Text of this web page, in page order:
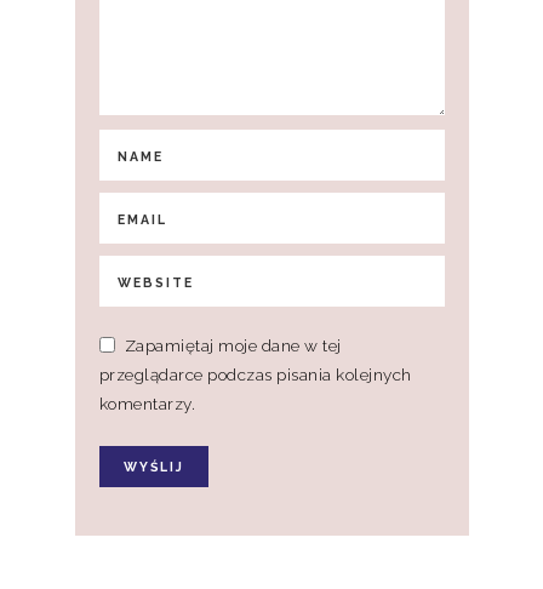
Zapamiętaj moje dane w tej
przeglądarce podczas pisania kolejnych
komentarzy.